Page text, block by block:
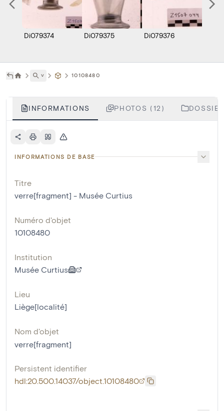
Di079374 Di079375 Di079376
˅ 10108480
INFORMATIONS PHOTOS (12)
INFORMATIONS DE BASE
Titre
verre[fragment] - Musée Curtius
Numéro d'objet
10108480
Institution
Musée Curtius
Lieu
Liège[localité]
Nom d'objet
verre[fragment]
Persistent identifier
hdl:20.500.14037/object.10108480